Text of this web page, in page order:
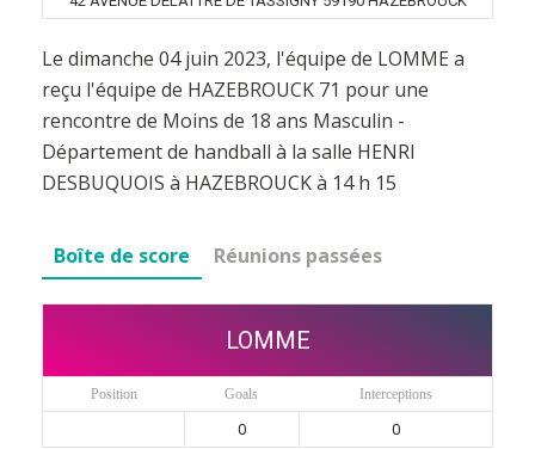
Le dimanche 04 juin 2023, l'équipe de LOMME a
reçu l'équipe de HAZEBROUCK 71 pour une
rencontre de Moins de 18 ans Masculin -
Département de handball à la salle HENRI
DESBUQUOIS à HAZEBROUCK à 14 h 15
Boîte de score Réunions passées
LOMME
Position Goals Interceptions
0 0